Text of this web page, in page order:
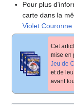
Pour plus
carte dans la
Violet
Cet
mise en
Jeu de
et de
avant